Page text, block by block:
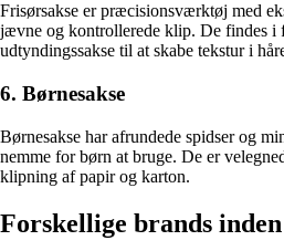
Frisørsakse er præcisionsværktøj med
jævne og kontrollerede klip. De findes i
udtyndingssakse til at skabe tekstur i
6. Børnesakse
Børnesakse har afrundede spidser og
nemme for børn at bruge. De er
klipning af papir og karton.
Forskellige brands